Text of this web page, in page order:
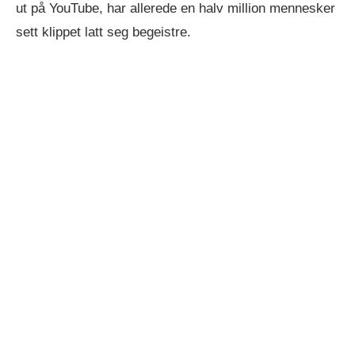
ut på YouTube, har allerede en halv million mennesker
sett klippet latt seg begeistre.